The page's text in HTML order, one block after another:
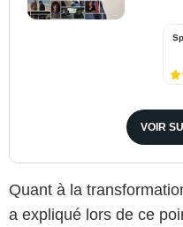
VOIR
Quant à la
a expliqué lors de ce